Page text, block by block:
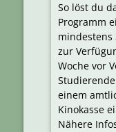
So löst du
Programm
mindestens
zur
Woche vor
einem
Kinokasse
Nähere